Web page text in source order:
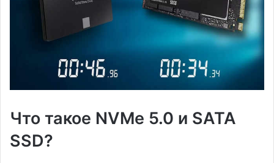
Что такое NVMe 5.0 и SATA
SSD?